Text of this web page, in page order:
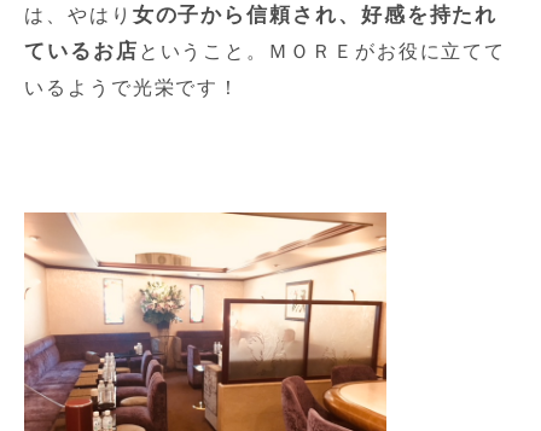
は、やはり 女の子から信頼され、好感を持たれ
ているお店 ということ。ＭＯＲＥがお役に立てて
いるようで光栄です！